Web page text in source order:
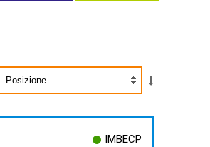
IMBECP